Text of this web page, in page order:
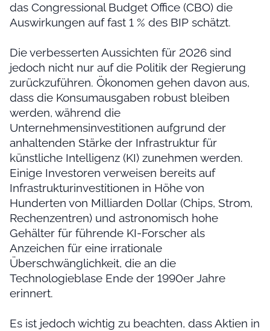
das Congressional Budget Office (CBO) die
Auswirkungen auf fast 1 % des BIP schätzt.
Die verbesserten Aussichten für 2026 sind
jedoch nicht nur auf die Politik der Regierung
zurückzuführen. Ökonomen gehen davon aus,
dass die Konsumausgaben robust bleiben
werden, während die
Unternehmensinvestitionen aufgrund der
anhaltenden Stärke der Infrastruktur für
künstliche Intelligenz (KI) zunehmen werden.
Einige Investoren verweisen bereits auf
Infrastrukturinvestitionen in Höhe von
Hunderten von Milliarden Dollar (Chips, Strom,
Rechenzentren) und astronomisch hohe
Gehälter für führende KI-Forscher als
Anzeichen für eine irrationale
Überschwänglichkeit, die an die
Technologieblase Ende der 1990er Jahre
erinnert.
Es ist jedoch wichtig zu beachten, dass Aktien in